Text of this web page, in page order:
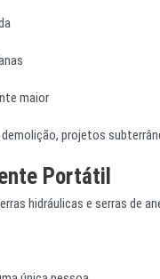
maior
projetos
Portátil
hidráulicas e serras de